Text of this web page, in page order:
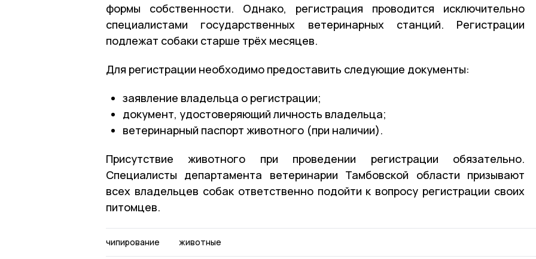
формы собственности. Однако, регистрация проводится исключительно
специалистами государственных ветеринарных станций. Регистрации
подлежат собаки старше трёх месяцев.
Для регистрации необходимо предоставить следующие документы:
заявление владельца о регистрации;
документ, удостоверяющий личность владельца;
ветеринарный паспорт животного (при наличии).
Присутствие животного при проведении регистрации обязательно.
Специалисты департамента ветеринарии Тамбовской области призывают
всех владельцев собак ответственно подойти к вопросу регистрации своих
питомцев.
чипирование животные